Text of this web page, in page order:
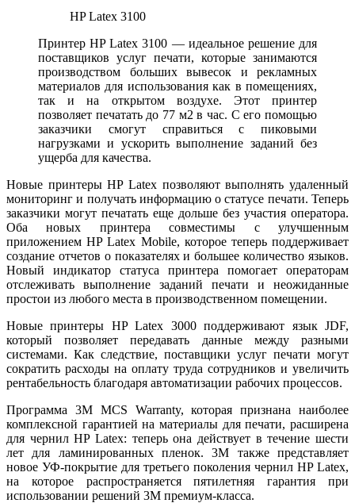
HP Latex 3100
Принтер HP Latex 3100 — идеальное решение для
поставщиков услуг печати, которые занимаются
производством больших вывесок и рекламных
материалов для использования как в помещениях,
так и на открытом воздухе. Этот принтер
позволяет печатать до 77 м2 в час. С его помощью
заказчики смогут справиться с пиковыми
нагрузками и ускорить выполнение заданий без
ущерба для качества.
Новые принтеры HP Latex позволяют выполнять удаленный
мониторинг и получать информацию о статусе печати. Теперь
заказчики могут печатать еще дольше без участия оператора.
Оба новых принтера совместимы с улучшенным
приложением HP Latex Mobile, которое теперь поддерживает
создание отчетов о показателях и большее количество языков.
Новый индикатор статуса принтера помогает операторам
отслеживать выполнение заданий печати и неожиданные
простои из любого места в производственном помещении.
Новые принтеры HP Latex 3000 поддерживают язык JDF,
который позволяет передавать данные между разными
системами. Как следствие, поставщики услуг печати могут
сократить расходы на оплату труда сотрудников и увеличить
рентабельность благодаря автоматизации рабочих процессов.
Программа 3M MCS Warranty, которая признана наиболее
комплексной гарантией на материалы для печати, расширена
для чернил HP Latex: теперь она действует в течение шести
лет для ламинированных пленок. 3M также представляет
новое УФ-покрытие для третьего поколения чернил HP Latex,
на которое распространяется пятилетняя гарантия при
использовании решений 3M премиум-класса.